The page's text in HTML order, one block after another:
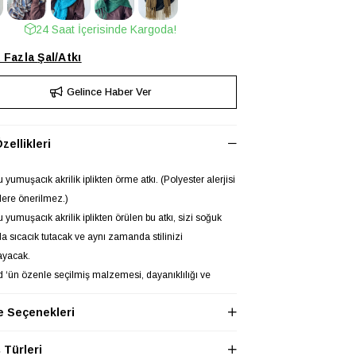
24 Saat İçerisinde Kargoda!
FazlaŞal/Atkı
Gelince Haber Ver
yumuşacık akrilik iplikten örme atkı. (Polyester alerjisi
önerilmez.)
yumuşacık akrilik iplikten örülen bu atkı, sizi soğuk
sıcacık tutacak ve aynı zamanda stilinizi
‘ün özenle seçilmiş malzemesi, dayanıklılığı ve
sunar. Büyük boyu, farklı stiller ve bağlama
kolaylaştırır.
Seçenekleri
Türleri